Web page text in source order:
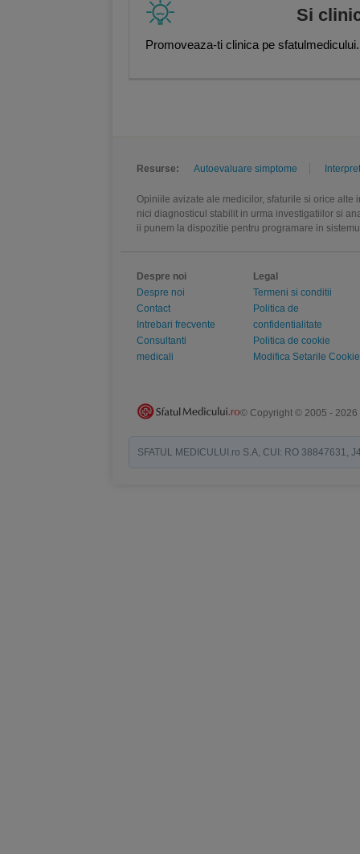
Si
Promoveaza-ti clinica pe
Resurse: Autoevaluare simptome
Opiniile avizate ale medicilor, sfaturile si orice
nici diagnosticul stabilit in urma investigatiilor si
ii punem la dispozitie pentru programare in
Despre noi
Despre noi
Contact
Intrebari frecvente
Consultanti
medicali
Legal
Termeni si conditii
Politica de
confidentialitate
Politica de cookie
Modifica Setarile Cookie
© Copyright © 2005 - 2026
SFATUL MEDICULUI.ro S.A, CUI: RO 38847631,